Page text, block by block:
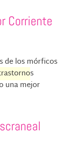
Corriente
de los mórficos
s
una mejor